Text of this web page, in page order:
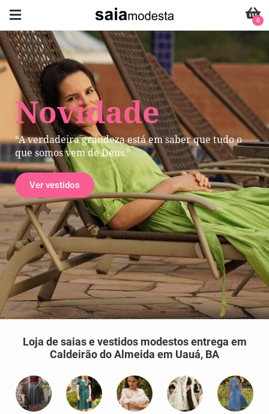
Novidade
“A verdadeira grandeza está em saber que tudo o
que somos vem de Deus."
Ver vestidos
0
Loja de saias e vestidos modestos entrega em
Caldeirão do Almeida em Uauá, BA